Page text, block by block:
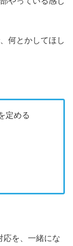
何とかしてほし
定める
応を、一緒にな